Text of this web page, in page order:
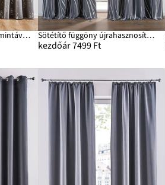
Sötétítő függöny fényes mintával (1 db) Sötétítő függöny újrahasznosított poliészterrel (1 db)
kezdőár 7499 Ft